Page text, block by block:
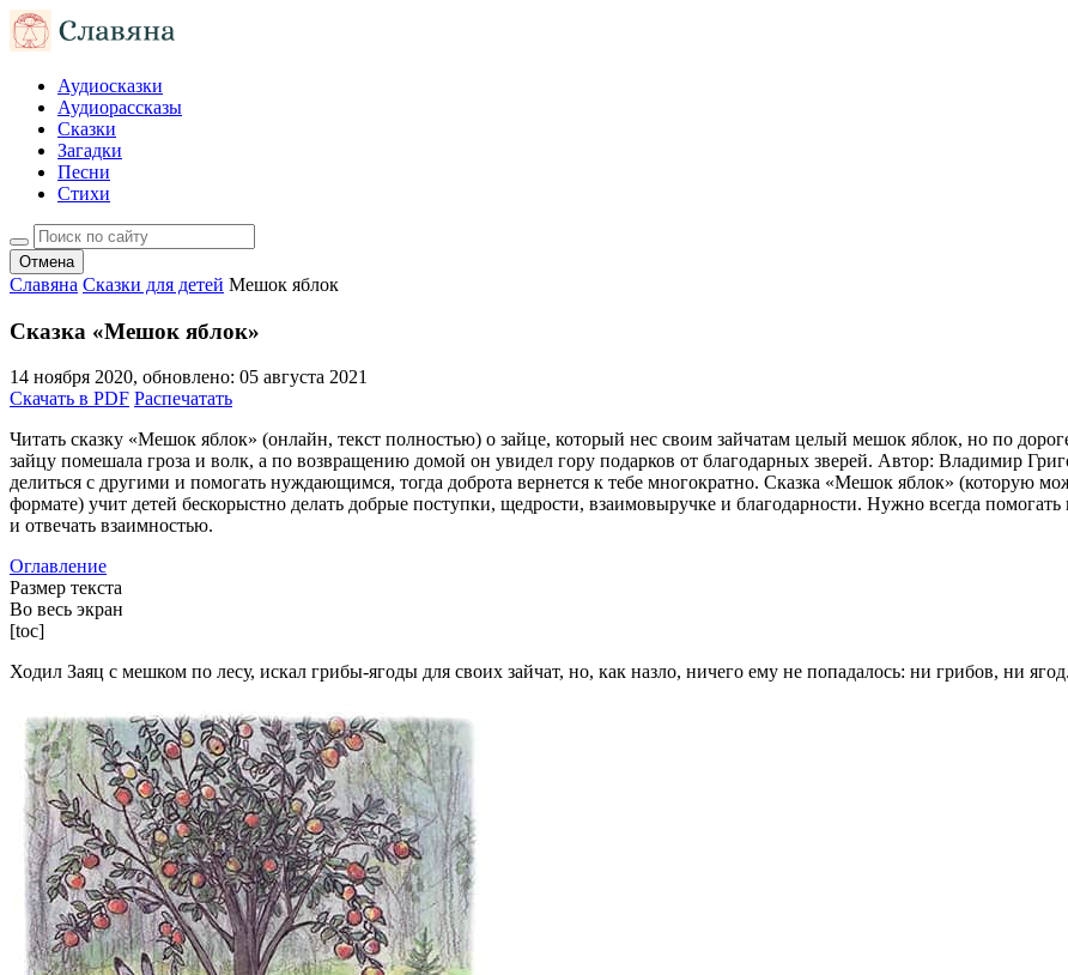
Аудиосказки
Аудиорассказы
Сказки
Загадки
Песни
Стихи
Отмена
Славяна Сказки для детей Мешок яблок
Сказка «Мешок яблок»
14 ноября 2020, обновлено: 05 августа 2021
Скачать в PDF Распечатать
Читать сказку «Мешок яблок» (онлайн, текст полностью) о зайце, который нес своим зайчатам целый мешок яблок, но по
зайцу помешала гроза и волк, а по возвращению домой он увидел гору подарков от благодарных зверей. Автор: Владимир
делиться с другими и помогать нуждающимся, тогда доброта вернется к тебе многократно. Сказка «Мешок яблок» (которую
формате) учит детей бескорыстно делать добрые поступки, щедрости, взаимовыручке и благодарности. Нужно всегда
и отвечать взаимностью.
Оглавление
Размер текста
Во весь экран
[toc]
Ходил Заяц с мешком по лесу, искал грибы-ягоды для своих зайчат, но, как назло, ничего ему не попадалось: ни грибов, ни ягод.